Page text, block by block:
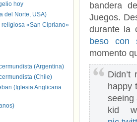
bandera
Juegos.
durante la
beso con
momento
Didn’t
happy
seeing
kid
hoy
del Norte, USA)
religiosa «San Cipriano»
(Argentina)
(Chile)
(Iglesia Anglicana